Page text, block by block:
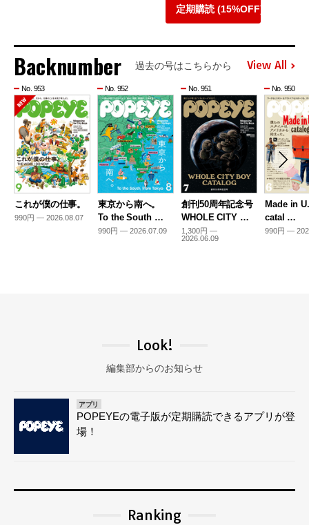
定期購読 (15%OFF)
Backnumber 過去の号はこちらから View All
No. 953
これが僕の仕事。
990円 — 2026.08.07
No. 952
東京から南へ。
To the South …
990円 — 2026.07.09
No. 951
創刊50周年記念号
WHOLE CITY …
1,300円 —
2026.06.09
No. 950
Made in
catal …
990円 —
Look!
編集部からのお知らせ
アプリ
POPEYEの電子版が定期購読できるアプリが登
場！
Ranking